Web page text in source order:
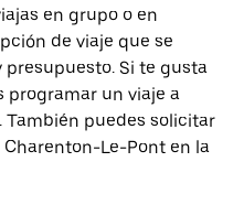
en grupo o en
de viaje que se
Si te gusta
programar un viaje a
puedes solicitar
Le-Pont en la